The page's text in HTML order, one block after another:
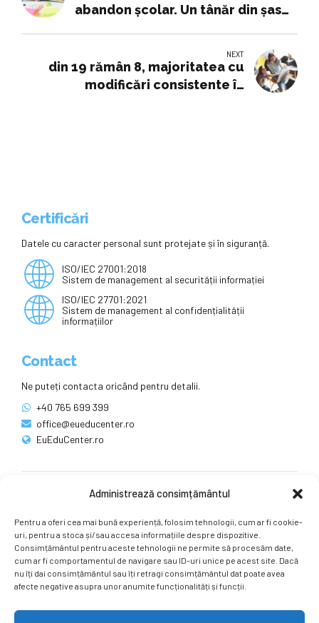
Administrează consimțământul
Pentru a oferi cea mai bună experiență, folosim tehnologii, cum ar fi cookie-
uri, pentru a stoca și/sau accesa informațiile despre dispozitive.
Consimțământul pentru aceste tehnologii ne permite să procesăm date,
cum ar fi comportamentul de navigare sau ID-uri unice pe acest site. Dacă
nu îți dai consimțământul sau îți retragi consimțământul dat poate avea
afecte negative asupra unor anumite funcționalități și funcții.
abandon școlar. Un tânăr din șase
NEXT
din 19 rămân 8, majoritatea cu
modificări consistente în
Certificări
Datele cu caracter personal sunt protejate și în siguranță.
ISO/IEC 27001:2018
Sistem de management al securității informației
ISO/IEC 27701:2021
Sistem de management al confidențialității
informațiilor
Contact
Ne puteți contacta oricând pentru detalii.
+40 765 699 399
office@eueducenter.ro
EuEduCenter.ro
Ne puteți găsi și pe rețelele sociale.